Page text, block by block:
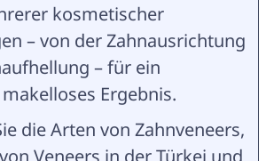
kosmetischer
– von der Zahnausrichtung
– für ein
Ergebnis.
die Arten von Zahnveneers,
Veneers in der Türkei und